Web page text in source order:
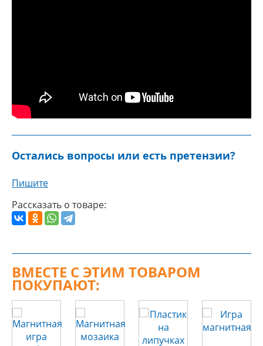
Остались вопросы или есть претензии?
Пишите
Рассказать о товаре:
ВМЕСТЕ С ЭТИМ ТОВАРОМ
ПОКУПАЮТ: